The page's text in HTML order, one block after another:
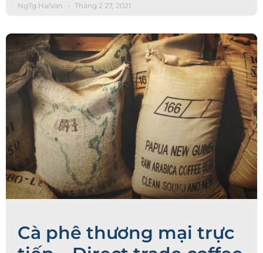
NgTg.HaiVan Tháng 2 27, 2021
Cà phê thương mại trực